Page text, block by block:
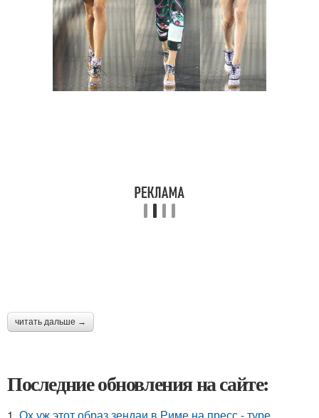
читать дальше →
Последние обновления на сайте:
1. Ох уж этот образ зендаи в Риме на пресс - туре